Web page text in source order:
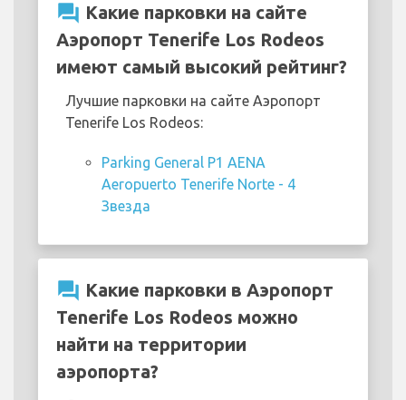
question_answer Какие парковки на сайте
Аэропорт Tenerife Los Rodeos
имеют самый высокий рейтинг?
Лучшие парковки на сайте Аэропорт
Tenerife Los Rodeos:
Parking General P1 AENA
Aeropuerto Tenerife Norte - 4
Звезда
question_answer Какие парковки в Аэропорт
Tenerife Los Rodeos можно
найти на территории
аэропорта?